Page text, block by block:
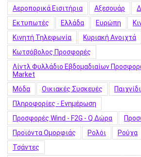
Αεροπορικά Εισιτήρια
Αξεσουάρ
Εκτυπωτές
Ελλάδα Ευρώπη
Κινητή Τηλεφωνία
Κυριακή Ανοιχτά
Κωτσόβολος Προσφορές
Λίντλ Φυλλάδιο Εβδομαδιαίων
Market
Μόδα
Οικιακές Συσκευές
Πληροφορίες - Ενημέρωση
Προσφορές Wind - F2G - Q Δώρα
Προϊόντα Ομορφιάς
Ρολόι Ρούχα
Τσάντες